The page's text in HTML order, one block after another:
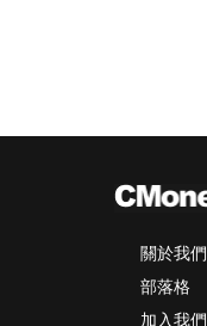
關於我們
部落格
加入我們